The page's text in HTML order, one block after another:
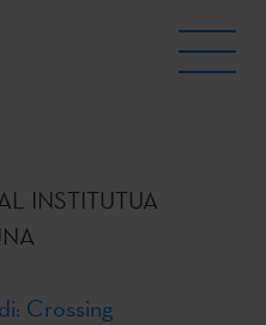
INSTITUTUA
Crossing